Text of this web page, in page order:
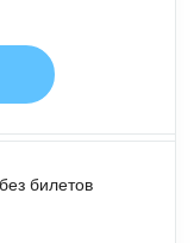
билетов